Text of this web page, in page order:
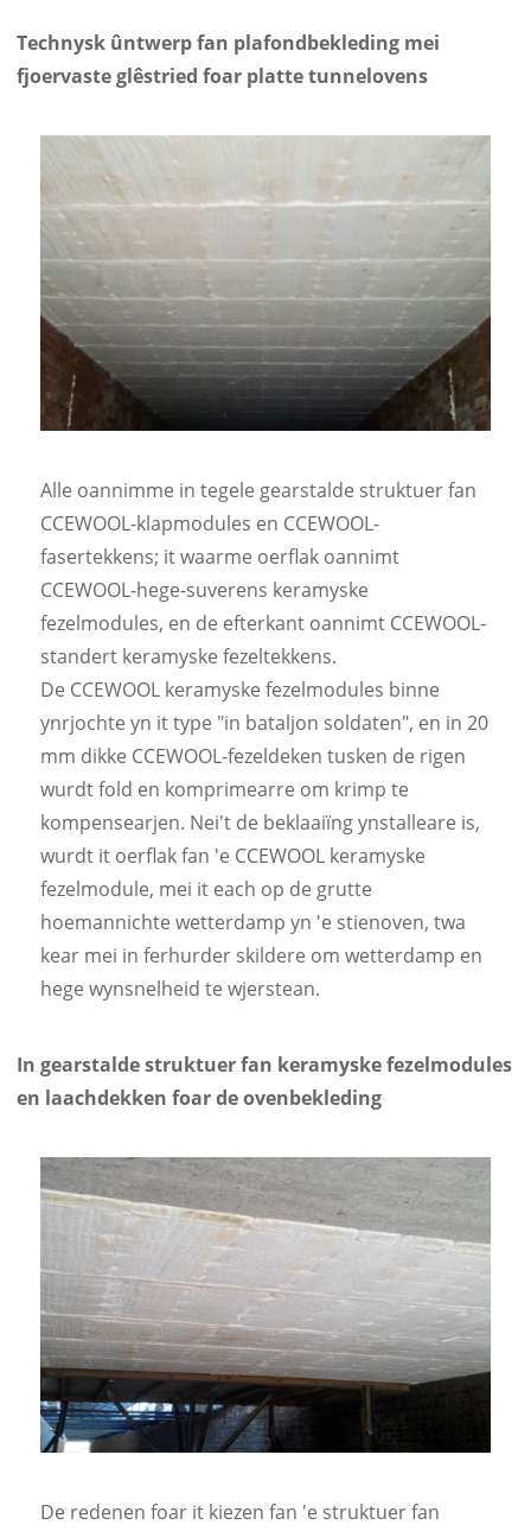
Technysk ûntwerp fan plafondbekleding mei
fjoervaste glêstried foar platte tunnelovens
Alle oannimme in tegele gearstalde struktuer fan
CCEWOOL-klapmodules en CCEWOOL-
fasertekkens; it waarme oerflak oannimt
CCEWOOL-hege-suverens keramyske
fezelmodules, en de efterkant oannimt CCEWOOL-
standert keramyske fezeltekkens.
De CCEWOOL keramyske fezelmodules binne
ynrjochte yn it type "in bataljon soldaten", en in 20
mm dikke CCEWOOL-fezeldeken tusken de rigen
wurdt fold en komprimearre om krimp te
kompensearjen. Nei't de beklaaiïng ynstalleare is,
wurdt it oerflak fan 'e CCEWOOL keramyske
fezelmodule, mei it each op de grutte
hoemannichte wetterdamp yn 'e stienoven, twa
kear mei in ferhurder skildere om wetterdamp en
hege wynsnelheid te wjerstean.
In gearstalde struktuer fan keramyske fezelmodules
en laachdekken foar de ovenbekleding
De redenen foar it kiezen fan 'e struktuer fan